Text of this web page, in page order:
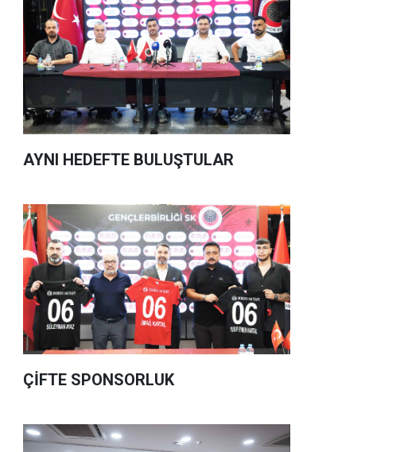
AYNI HEDEFTE BULUŞTULAR
ÇİFTE SPONSORLUK